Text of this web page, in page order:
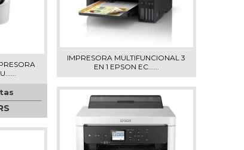
IMPRESORA MULTIFUNCIONAL 3
EN 1 EPSON EC......